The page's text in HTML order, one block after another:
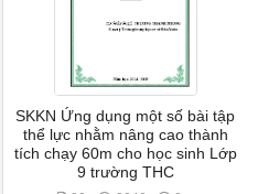
SKKN Ứng dụng một số bài tập
thể lực nhằm nâng cao thành
tích chạy 60m cho học sinh Lớp
9 trường THC